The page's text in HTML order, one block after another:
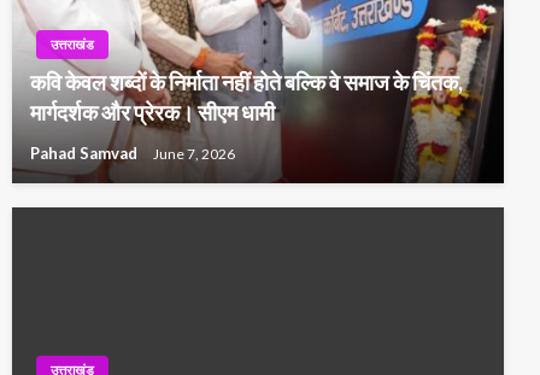
उत्तराखंड
कवि केवल शब्दों के निर्माता नहीं होते बल्कि वे समाज के चिंतक,
मार्गदर्शक और प्रेरक। सीएम धामी
Pahad Samvad June 7, 2026
उत्तराखंड